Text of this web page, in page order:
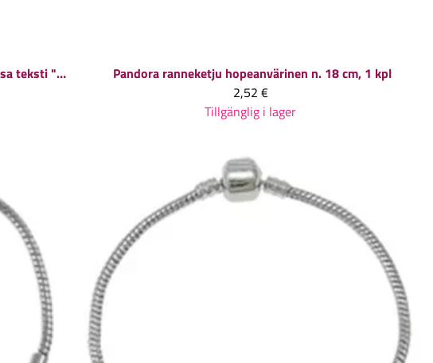
Pandora ranneketju hopeanvärinen 20 cm, lukossa teksti "LOVE", 1 kpl
Pandora ranneketju hopeanvärinen n. 18 cm, 1 kpl
2,52 €
Tillgänglig i lager